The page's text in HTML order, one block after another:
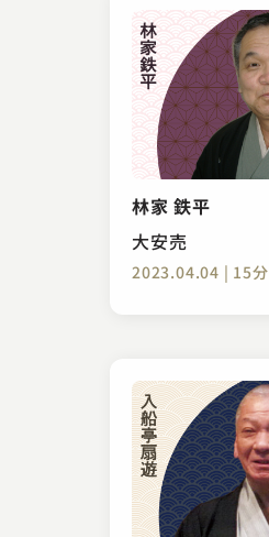
林家 鉄平
大安売
2023.04.04 | 15分